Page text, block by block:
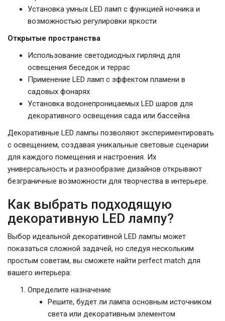
Установка умных LED ламп с функцией ночника и
возможностью регулировки яркости
Открытые пространства
Использование светодиодных гирлянд для
освещения беседок и террас
Применение LED ламп с эффектом пламени в
садовых фонарях
Установка водонепроницаемых LED шаров для
декоративного освещения сада или бассейна
Декоративные LED лампы позволяют экспериментировать
с освещением, создавая уникальные световые сценарии
для каждого помещения и настроения. Их
универсальность и разнообразие дизайнов открывают
безграничные возможности для творчества в интерьере.
Как выбрать подходящую
декоративную LED лампу?
Выбор идеальной декоративной LED лампы может
показаться сложной задачей, но следуя нескольким
простым советам, вы сможете найти perfect match для
вашего интерьера:
Определите назначение
Решите, будет ли лампа основным источником
света или декоративным элементом